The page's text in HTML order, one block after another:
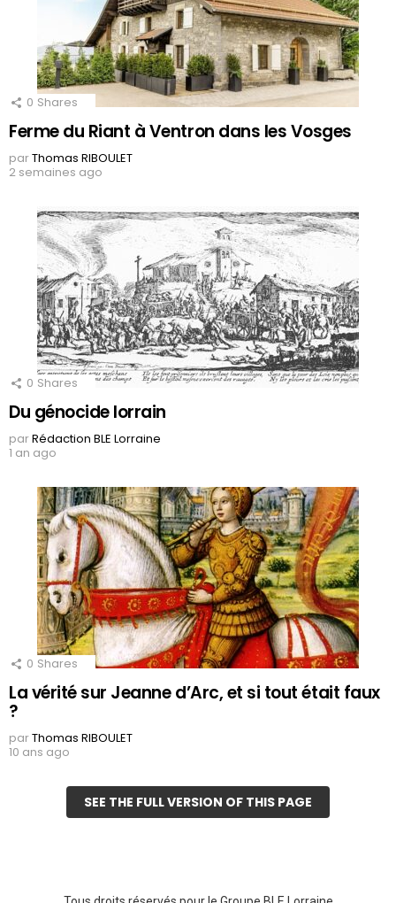
0 Shares
Ferme du Riant à Ventron dans les Vosges
parThomas RIBOULET
2 semaines ago
0 Shares
Du génocide lorrain
parRédaction BLE Lorraine
1 an ago
0 Shares
La vérité sur Jeanne d’Arc, et si tout était faux
?
parThomas RIBOULET
10 ans ago
SEE THE FULL VERSION OF THIS PAGE